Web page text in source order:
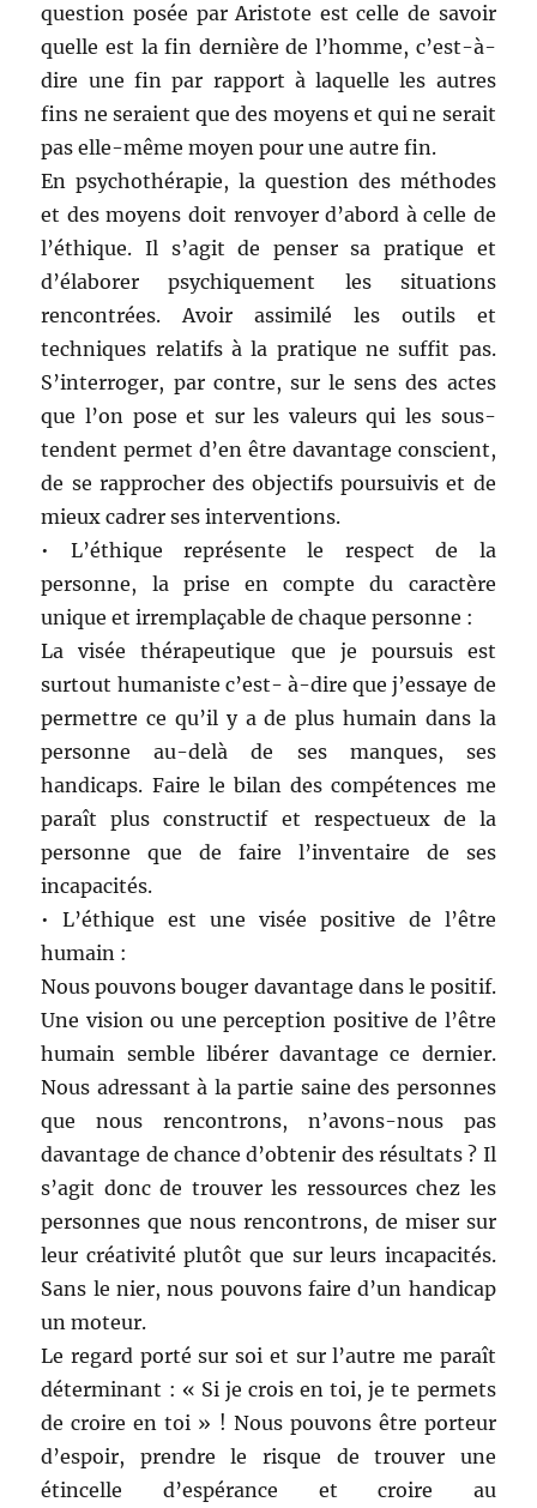
question posée par Aristote est celle de savoir
quelle est la fin dernière de l’homme, c’est-à-
dire une fin par rapport à laquelle les autres
fins ne seraient que des moyens et qui ne serait
pas elle-même moyen pour une autre fin.
En psychothérapie, la question des méthodes
et des moyens doit renvoyer d’abord à celle de
l’éthique. Il s’agit de penser sa pratique et
d’élaborer psychiquement les situations
rencontrées. Avoir assimilé les outils et
techniques relatifs à la pratique ne suffit pas.
S’interroger, par contre, sur le sens des actes
que l’on pose et sur les valeurs qui les sous-
tendent permet d’en être davantage conscient,
de se rapprocher des objectifs poursuivis et de
mieux cadrer ses interventions.
• L’éthique représente le respect de la
personne, la prise en compte du caractère
unique et irremplaçable de chaque personne :
La visée thérapeutique que je poursuis est
surtout humaniste c’est- à-dire que j’essaye de
permettre ce qu’il y a de plus humain dans la
personne au-delà de ses manques, ses
handicaps. Faire le bilan des compétences me
paraît plus constructif et respectueux de la
personne que de faire l’inventaire de ses
incapacités.
• L’éthique est une visée positive de l’être
humain :
Nous pouvons bouger davantage dans le positif.
Une vision ou une perception positive de l’être
humain semble libérer davantage ce dernier.
Nous adressant à la partie saine des personnes
que nous rencontrons, n’avons-nous pas
davantage de chance d’obtenir des résultats ? Il
s’agit donc de trouver les ressources chez les
personnes que nous rencontrons, de miser sur
leur créativité plutôt que sur leurs incapacités.
Sans le nier, nous pouvons faire d’un handicap
un moteur.
Le regard porté sur soi et sur l’autre me paraît
déterminant : « Si je crois en toi, je te permets
de croire en toi » ! Nous pouvons être porteur
d’espoir, prendre le risque de trouver une
étincelle d’espérance et croire au